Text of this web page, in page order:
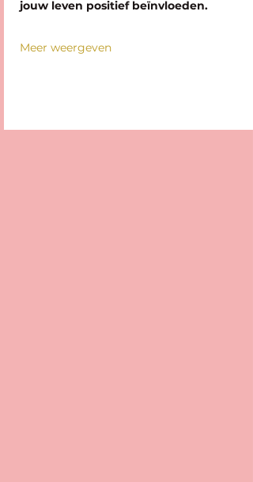
jouw leven positief beïnvloeden.
Meer weergeven